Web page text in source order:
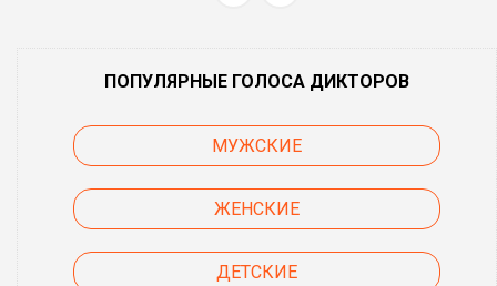
ПОПУЛЯРНЫЕ ГОЛОСА ДИКТОРОВ
МУЖСКИЕ
ЖЕНСКИЕ
ДЕТСКИЕ